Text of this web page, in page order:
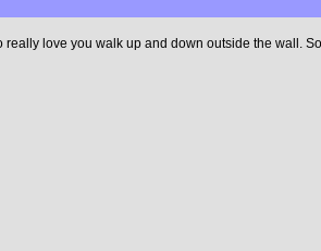
love you walk up and down outside the